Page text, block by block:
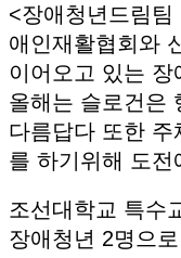
<장애청년드림
애인재활협회와
이어오고 있는
올해는 슬로건은
다름답다 또한
를 하기위해 도전
조선대학교 특수
장애청년 2명으